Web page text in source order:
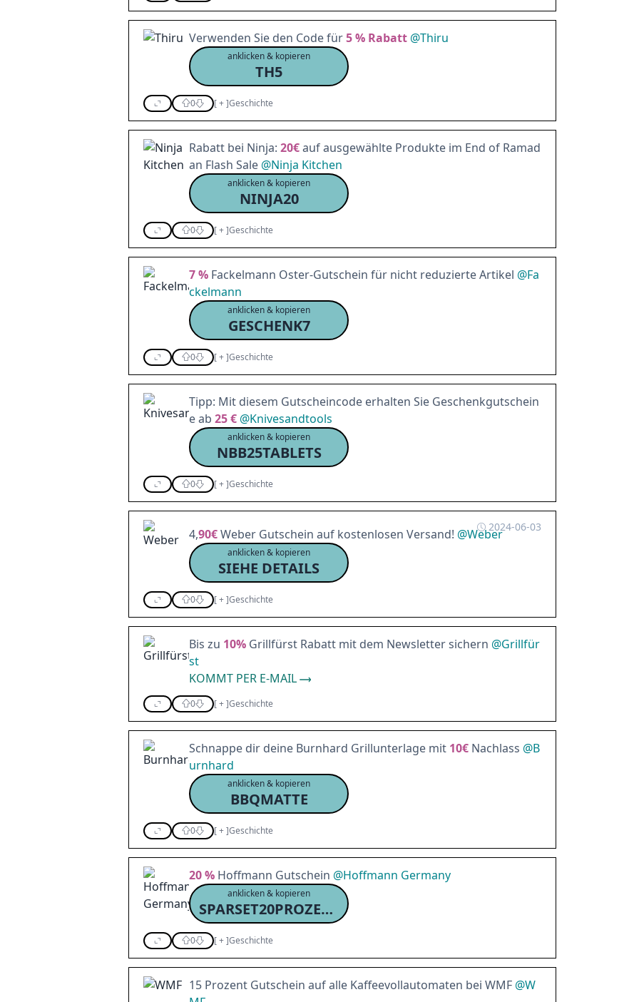
Verwenden Sie den Code für5 % Rabatt @Thiru
anklicken & kopieren
TH5
0 [+]Geschichte
Rabatt bei Ninja: 20€auf ausgewählte Produkte im End of Ramad
an Flash Sale @Ninja Kitchen
anklicken & kopieren
NINJA20
0 [+]Geschichte
7 % Fackelmann Oster-Gutschein für nicht reduzierte Artikel @Fa
ckelmann
anklicken & kopieren
GESCHENK7
0 [+]Geschichte
Tipp: Mit diesem Gutscheincode erhalten Sie Geschenkgutschein
e ab 25 € @Knivesandtools
anklicken & kopieren
NBB25TABLETS
0 [+]Geschichte
2024-06-03
4,90€Weber Gutschein auf kostenlosen Versand! @Weber
anklicken & kopieren
SIEHE DETAILS
0 [+]Geschichte
Bis zu 10% Grillfürst Rabatt mit dem Newsletter sichern @Grillfür
st
KOMMT PER E-MAIL
0 [+]Geschichte
Schnappe dir deine Burnhard Grillunterlage mit 10€ Nachlass @B
urnhard
anklicken & kopieren
BBQMATTE
0 [+]Geschichte
20 % Hoffmann Gutschein @Hoffmann Germany
anklicken & kopieren
SPARSET20PROZENT
0 [+]Geschichte
15 Prozent Gutschein auf alle Kaffeevollautomaten bei WMF @W